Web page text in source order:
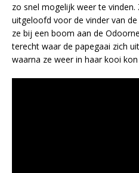
zo snel mogelijk weer te
uitgeloofd voor de vinder van
ze bij een boom aan de
terecht waar de papegaai zich
waarna ze weer in haar kooi